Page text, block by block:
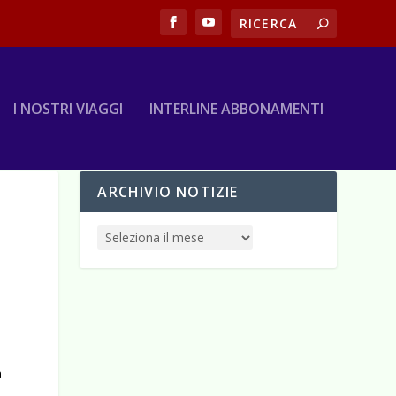
I NOSTRI VIAGGI INTERLINE ABBONAMENTI
ARCHIVIO NOTIZIE